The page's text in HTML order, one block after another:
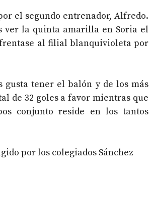
el segundo entrenador, Alfredo.
ver la quinta amarilla en Soria el
al filial blanquivioleta por
gusta tener el balón y de los más
de 32 goles a favor mientras que
conjunto reside en los tantos
por los colegiados Sánchez